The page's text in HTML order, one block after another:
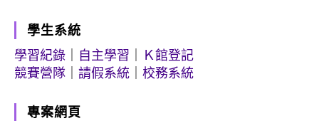
學生系統
學習紀錄
自主學習
Ｋ館登記
競賽營隊
請假系統 校務系統
專案網頁